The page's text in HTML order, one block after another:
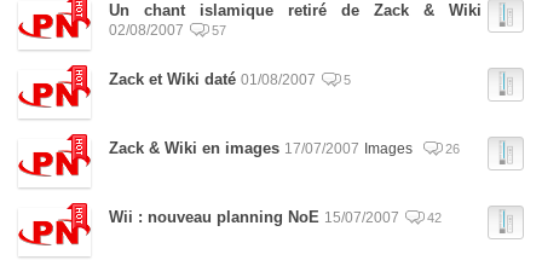
Un chant islamique retiré de Zack & Wiki
02/08/2007 57
Zack et Wiki daté 01/08/2007 5
Zack & Wiki en images 17/07/2007 Images 26
Wii : nouveau planning NoE 15/07/2007 42